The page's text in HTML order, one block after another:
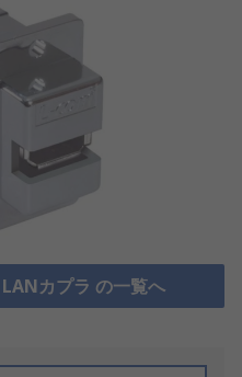
カプラ の一覧へ